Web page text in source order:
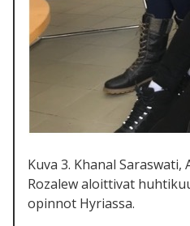
Kuva 3. Khanal Saraswati,
Rozalew aloittivat
opinnot Hyriassa.